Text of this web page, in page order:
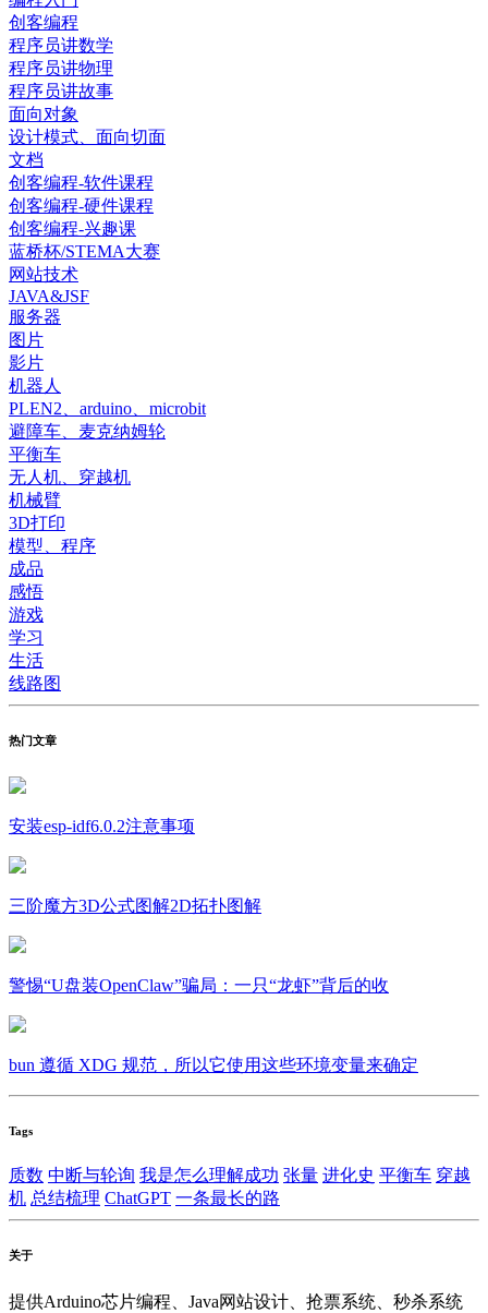
创客编程
程序员讲数学
程序员讲物理
程序员讲故事
面向对象
设计模式、面向切面
文档
创客编程-软件课程
创客编程-硬件课程
创客编程-兴趣课
蓝桥杯/STEMA大赛
网站技术
JAVA&JSF
服务器
图片
影片
机器人
PLEN2、arduino、microbit
避障车、麦克纳姆轮
平衡车
无人机、穿越机
机械臂
3D打印
模型、程序
成品
感悟
游戏
学习
生活
线路图
热门文章
安装esp-idf6.0.2注意事项
三阶魔方3D公式图解2D拓扑图解
警惕“U盘装OpenClaw”骗局：一只“龙虾”背后的收
bun 遵循 XDG 规范，所以它使用这些环境变量来确定
Tags
质数 中断与轮询 我是怎么理解成功 张量 进化史 平衡车 穿越
机 总结梳理 ChatGPT 一条最长的路
关于
提供Arduino芯片编程、Java网站设计、抢票系统、秒杀系统